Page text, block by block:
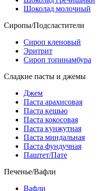
Шоколад молочный
Сиропы/Подсластители
Сироп кленовый
Эритрит
Сироп топинамбура
Сладкие пасты и джемы
Джем
Паста арахисовая
Паста кешью
Паста кокосовая
Паста кунжутная
Паста миндальная
Паста фундучная
Паштет/Пате
Печенье/Вафли
Вафли